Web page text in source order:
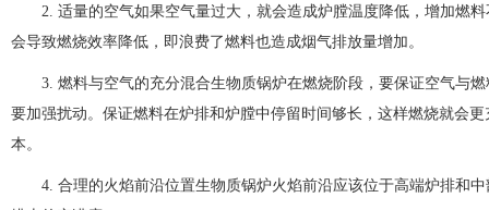
2. 适量的空气如果空气量过大，就会造成炉膛温度降低，增加燃料
会导致燃烧效率降低，即浪费了燃料也造成烟气排放量增加。
3. 燃料与空气的充分混合生物质锅炉在燃烧阶段，要保证空气与燃
要加强扰动。保证燃料在炉排和炉膛中停留时间够长，这样燃烧就会
本。
4. 合理的火焰前沿位置生物质锅炉火焰前沿应该位于高端炉排和中